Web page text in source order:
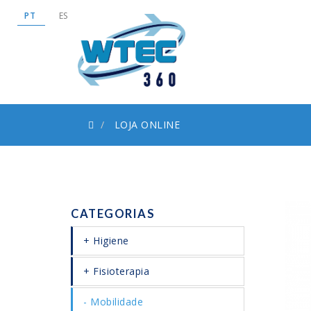
PT ES
LOJA ONLINE
CATEGORIAS
Higiene
Fisioterapia
Mobilidade